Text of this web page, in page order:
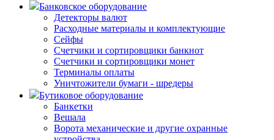
Банковское оборудование
Детекторы валют
Расходные материалы и комплектующие
Сейфы
Счетчики и сортировщики банкнот
Счетчики и сортировщики монет
Терминалы оплаты
Уничтожители бумаги - шредеры
Бутиковое оборудование
Банкетки
Вешала
Ворота механические и другие охранные